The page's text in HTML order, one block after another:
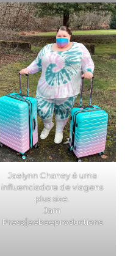
Jaelynn Chaney é uma
influenciadora de viagens
plus size.
Jam
Press/jaebaeproductions